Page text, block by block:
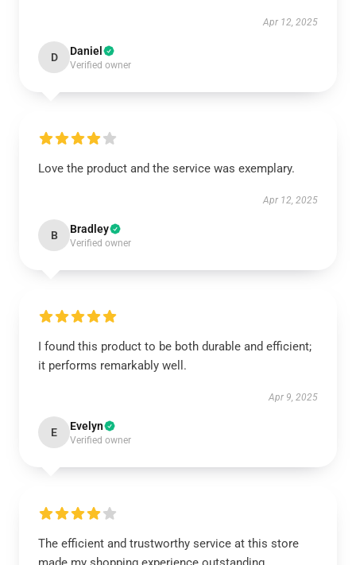
Apr 12, 2025
D Daniel
Verified owner
Love the product and the service was exemplary.
Apr 12, 2025
B Bradley
Verified owner
I found this product to be both durable and efficient;
it performs remarkably well.
Apr 9, 2025
E Evelyn
Verified owner
The efficient and trustworthy service at this store